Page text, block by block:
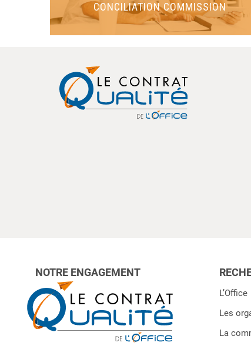
CONCILIATION COMMISSION
NOTRE ENGAGEMENT
L’Office
Les
La